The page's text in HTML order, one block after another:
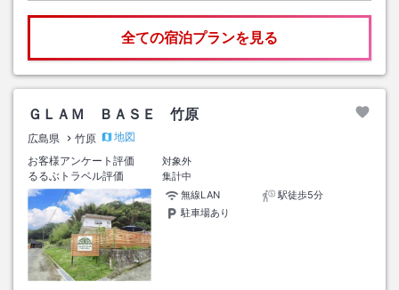
全ての宿泊プランを見る
ＧＬＡＭ ＢＡＳＥ 竹原
広島県 竹原
地図
お客様アンケート評価
対象外
るるぶトラベル評価
集計中
無線LAN
駅徒歩5分
駐車場あり